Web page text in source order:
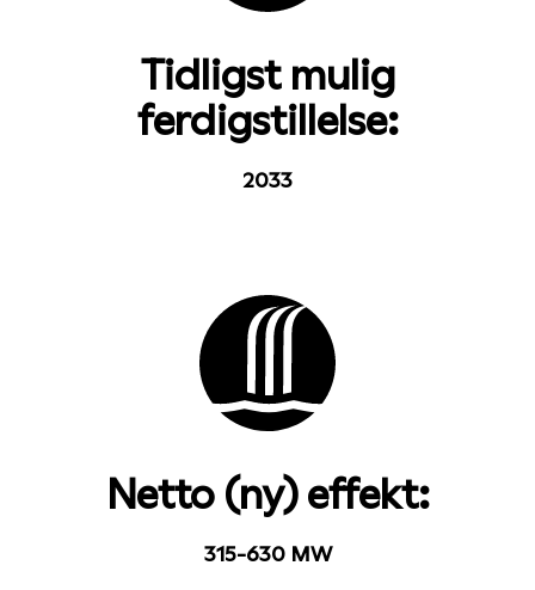
Tidligst mulig
ferdigstillelse:
2033
Netto (ny) effekt:
315-630 MW